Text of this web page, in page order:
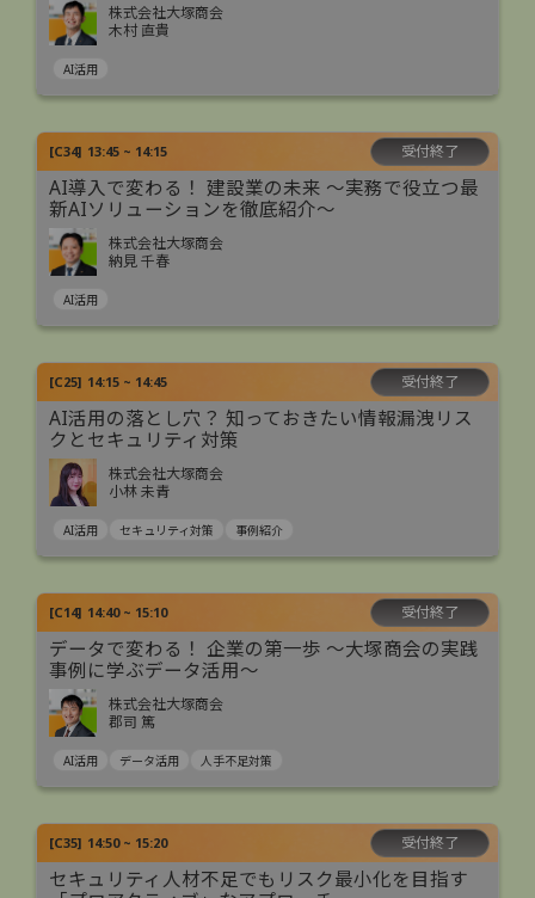
株式会社大塚商会
木村 直貴
AI活用
[C34] 13:45 ~ 14:15 受付終了
AI導入で変わる！ 建設業の未来 ～実務で役立つ最
新AIソリューションを徹底紹介～
株式会社大塚商会
納見 千春
AI活用
[C25] 14:15 ~ 14:45 受付終了
AI活用の落とし穴？ 知っておきたい情報漏洩リス
クとセキュリティ対策
株式会社大塚商会
小林 未青
AI活用 セキュリティ対策 事例紹介
[C14] 14:40 ~ 15:10 受付終了
データで変わる！ 企業の第一歩 ～大塚商会の実践
事例に学ぶデータ活用～
株式会社大塚商会
郡司 篤
AI活用 データ活用 人手不足対策
[C35] 14:50 ~ 15:20 受付終了
セキュリティ人材不足でもリスク最小化を目指す